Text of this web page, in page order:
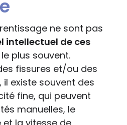
ne sont pas
intellectuel de ces
le plus souvent.
fissures et/ou des
existe souvent des
fine, qui peuvent
manuelles, le